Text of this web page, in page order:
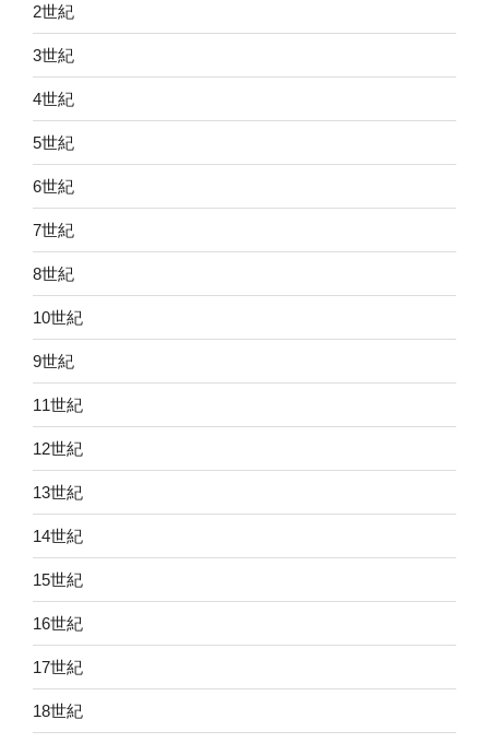
2世紀
3世紀
4世紀
5世紀
6世紀
7世紀
8世紀
10世紀
9世紀
11世紀
12世紀
13世紀
14世紀
15世紀
16世紀
17世紀
18世紀